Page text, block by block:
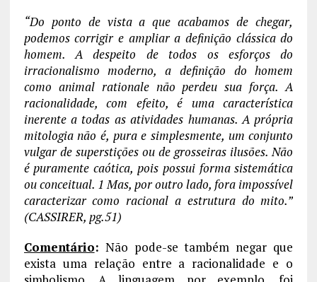
“Do ponto de vista a que acabamos de chegar,
podemos corrigir e ampliar a definição clássica do
homem. A despeito de todos os esforços do
irracionalismo moderno, a definição do homem
como animal rationale não perdeu sua força. A
racionalidade, com efeito, é uma característica
inerente a todas as atividades humanas. A própria
mitologia não é, pura e simplesmente, um conjunto
vulgar de superstições ou de grosseiras ilusões. Não
é puramente caótica, pois possui forma sistemática
ou conceitual. 1 Mas, por outro lado, fora impossível
caracterizar como racional a estrutura do mito.”
(CASSIRER, pg.51)
Comentário: Não pode-se também negar que
exista uma relação entre a racionalidade e o